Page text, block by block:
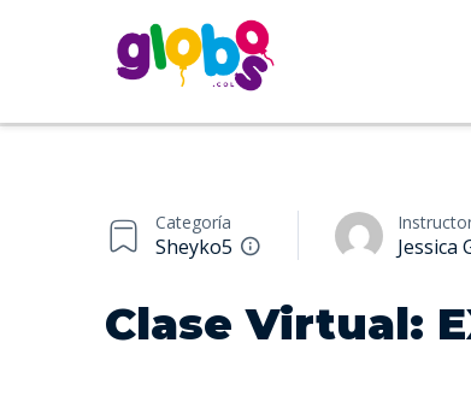
Categoría
Sheyko5 Jessica
Clase Virtual: